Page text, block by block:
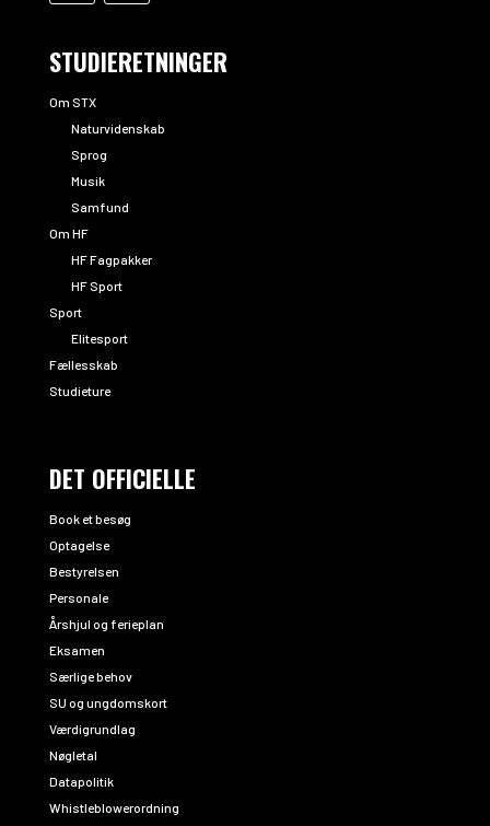
STUDIERETNINGER
Om STX
Naturvidenskab
Sprog
Musik
Samfund
Om HF
HF Fagpakker
HF Sport
Sport
Elitesport
Fællesskab
Studieture
DET OFFICIELLE
Book et besøg
Optagelse
Bestyrelsen
Personale
Årshjul og ferieplan
Eksamen
Særlige behov
SU og ungdomskort
Værdigrundlag
Nøgletal
Datapolitik
Whistleblowerordning